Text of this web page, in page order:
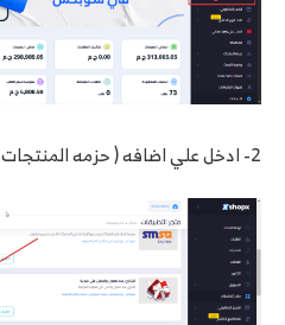
2- ادخل علي اضافه ( حزمه المنتجات )